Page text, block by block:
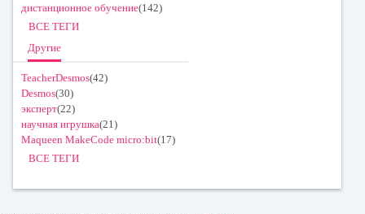
дистанционное обучение(142)
ВСЕ ТЕГИ
Другие
TeacherDesmos(42)
Desmos(30)
эксперт(22)
научная игрушка(21)
Maqueen MakeCode micro:bit(17)
ВСЕ ТЕГИ